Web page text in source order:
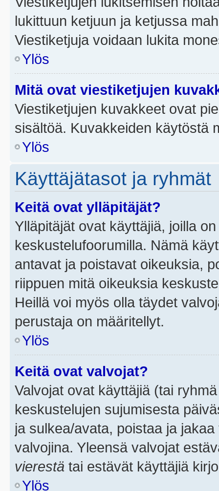
lukittuun ketjuun ja ketjussa
Viestiketjuja voidaan lukita
Ylös
Mitä ovat viestiketjujen
Viestiketjujen kuvakkeet ovat
sisältöä. Kuvakkeiden käytöstä
Ylös
Käyttäjätasot ja ryhmät
Keitä ovat ylläpitäjät?
Ylläpitäjät ovat käyttäjiä, joilla
keskustelufoorumilla. Nämä
antavat ja poistavat oikeuksia,
riippuen mitä oikeuksia
Heillä voi myös olla täydet
perustaja on määritellyt.
Ylös
Keitä ovat valvojat?
Valvojat ovat käyttäjiä (tai
keskustelujen sujumisesta
ja sulkea/avata, poistaa ja
valvojina. Yleensä valvojat
vierestä tai estävät käyttäjiä
Ylös